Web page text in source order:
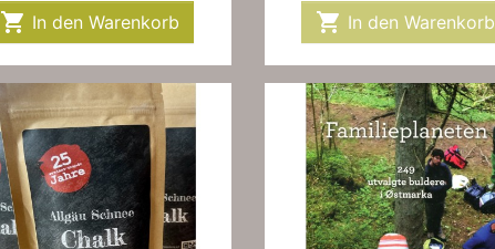
 In den Warenkorb  In den Warenkorb